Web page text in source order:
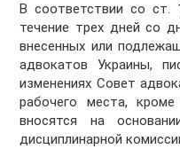
В соответствии со
течение трех дней со
внесенных или
адвокатов Украины,
изменениях Совет
рабочего места,
вносятся на
дисциплинарной